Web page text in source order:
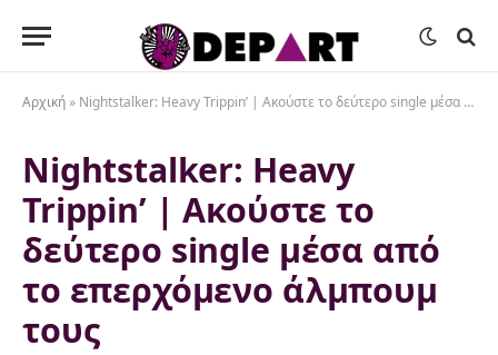
Αρχική » Nightstalker: Heavy Trippin’ | Ακούστε το δεύτερο single μέσα από το επερχόμενο άλμπουμ τους
Nightstalker: Heavy
Trippin’ | Ακούστε το
δεύτερο single μέσα από
το επερχόμενο άλμπουμ
τους